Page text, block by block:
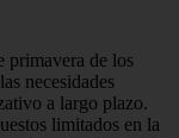
primavera de los
necesidades
a largo plazo.
limitados en la